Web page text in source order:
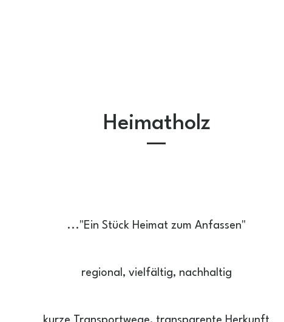
Heimatholz
..."Ein Stück Heimat zum Anfassen"
regional, vielfältig, nachhaltig